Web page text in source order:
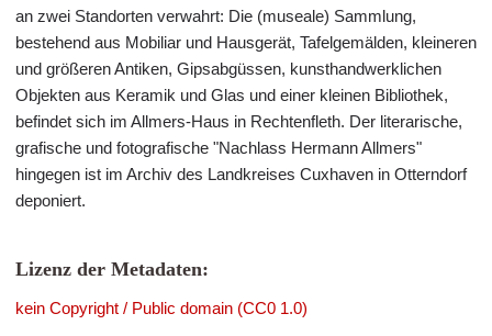
an zwei Standorten verwahrt: Die (museale) Sammlung,
bestehend aus Mobiliar und Hausgerät, Tafelgemälden, kleineren
und größeren Antiken, Gipsabgüssen, kunsthandwerklichen
Objekten aus Keramik und Glas und einer kleinen Bibliothek,
befindet sich im Allmers-Haus in Rechtenfleth. Der literarische,
grafische und fotografische "Nachlass Hermann Allmers"
hingegen ist im Archiv des Landkreises Cuxhaven in Otterndorf
deponiert.
Lizenz der Metadaten:
kein Copyright / Public domain (CC0 1.0)